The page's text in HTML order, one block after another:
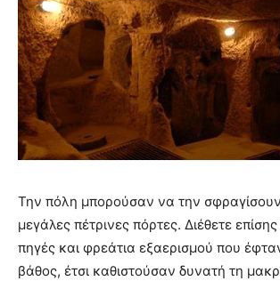
Την πόλη μπορούσαν να την
μεγάλες πέτρινες πόρτες. Διέθετε
πηγές και φρεάτια εξαερισμού που
βάθος, έτσι καθιστούσαν δυνατή τη